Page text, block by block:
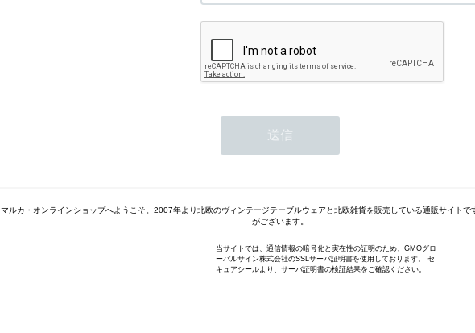
マルカ・オンラインショップへようこそ。2007年より北欧のヴィンテージテーブルウェアと北欧雑貨を販売している通販サイトで
がございます。
当サイトでは、通信情報の暗号化と実在性の証明のため、GMOグロ
ーバルサイン株式会社のSSLサーバ証明書を使用しております。 セ
キュアシールより、サーバ証明書の検証結果をご確認ください。